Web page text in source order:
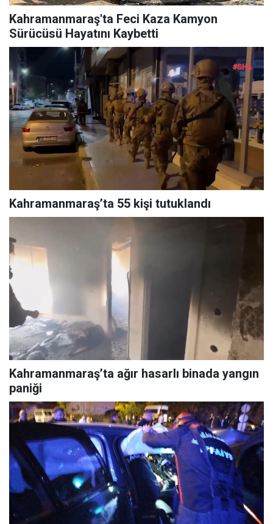
Kahramanmaraş'ta Feci Kaza Kamyon
Sürücüsü Hayatını Kaybetti
Kahramanmaraş’ta 55 kişi tutuklandı
Kahramanmaraş’ta ağır hasarlı binada yangın
paniği